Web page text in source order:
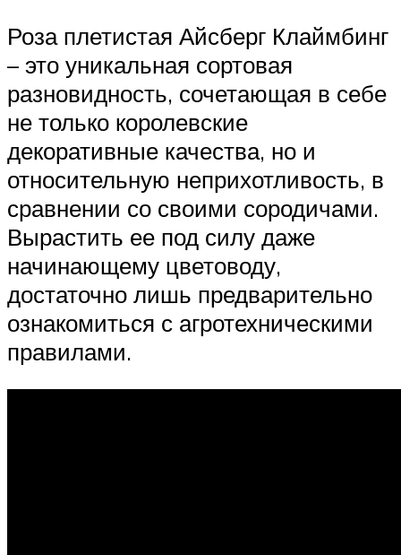
Роза плетистая Айсберг Клаймбинг
– это уникальная сортовая
разновидность, сочетающая в себе
не только королевские
декоративные качества, но и
относительную неприхотливость, в
сравнении со своими сородичами.
Вырастить ее под силу даже
начинающему цветоводу,
достаточно лишь предварительно
ознакомиться с агротехническими
правилами.